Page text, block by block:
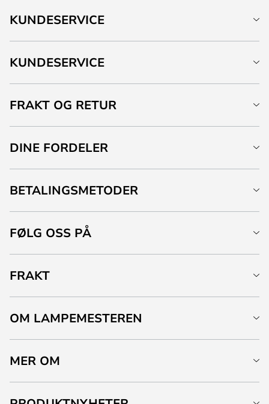
KUNDESERVICE
KUNDESERVICE
FRAKT OG RETUR
DINE FORDELER
BETALINGSMETODER
FØLG OSS PÅ
FRAKT
OM LAMPEMESTEREN
MER OM